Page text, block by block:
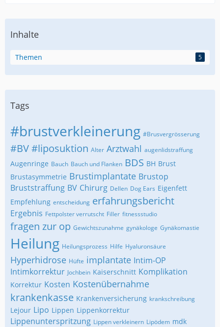
Inhalte
Themen 5
Tags
#brustverkleinerung #Brusvergrösserung
#BV#liposuktion Alter Arztwahl augenlidstraffung
Augenringe Bauch Bauch und Flanken BDS BH Brust
Brustasymmetrie Brustimplantate Brustop
Bruststraffung BV Chirurg Dellen Dog Ears Eigenfett
Empfehlung entscheidung erfahrungsbericht
Ergebnis Fettpolster verrutscht Filler fitnessstudio
fragen zur op Gewichtszunahme gynäkologe Gynäkomastie
Heilung Heilungsprozess Hilfe Hyaluronsäure
Hyperhidrose Hüfte implantate Intim-OP
Intimkorrektur Jochbein Kaiserschnitt Komplikation
Korrektur Kosten Kostenübernahme
krankenkasse Krankenversicherung krankschreibung
Lejour Lipo Lippen Lippenkorrektur
Lippenunterspritzung Lippen verkleinern Lipödem mdk